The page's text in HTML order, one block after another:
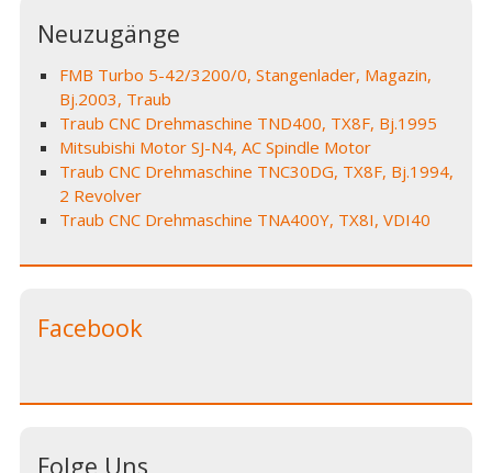
Neuzugänge
FMB Turbo 5-42/3200/0, Stangenlader, Magazin,
Bj.2003, Traub
Traub CNC Drehmaschine TND400, TX8F, Bj.1995
Mitsubishi Motor SJ-N4, AC Spindle Motor
Traub CNC Drehmaschine TNC30DG, TX8F, Bj.1994,
2 Revolver
Traub CNC Drehmaschine TNA400Y, TX8I, VDI40
Facebook
Folge Uns